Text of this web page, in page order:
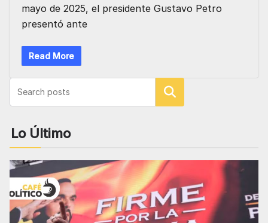
mayo de 2025, el presidente Gustavo Petro
presentó ante
Read More
Buscar
Lo Último